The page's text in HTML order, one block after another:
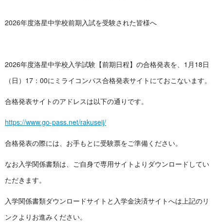
2026年度洛星中学校前期入試を受験された皆様へ
2026年度洛星中学校入学試験【前期日程】の合格発表を、1月18日
（日）17：00にミライコンパス合格発表サイトにておこないます。
合格発表サイトのアドレスは以下の通りです。
https://www.go-pass.net/rakuseij/
合格発表の際には、お手もとに受験票をご準備ください。
なお入学関係書類は、ご自身で専用サイトよりダウンロードしてい
ただきます。
入学関係書類ダウンロードサイトと入学金決済サイトへは上記のリ
ンクよりお進みください。